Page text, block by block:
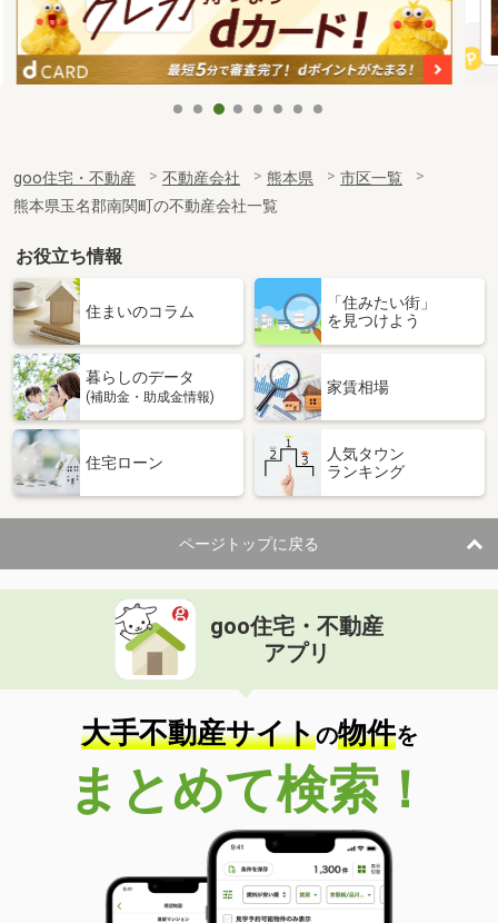
goo住宅・不動産 不動産会社 熊本県
市区一覧
熊本県玉名郡南関町の不動産会社一覧
お役立ち情報
住まいのコラム
「住みたい街」
を見つけよう
暮らしのデータ
(補助金・助成金情報)
家賃相場
住宅ローン
人気タウン
ランキング
ページトップに戻る
goo住宅・不動産
アプリ
大手不動産サイトの物件を
まとめて検索！